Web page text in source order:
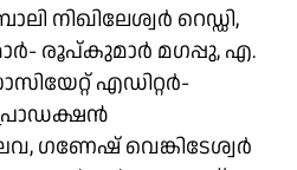
നിഖിലേശ്വർ റെഡ്ഡി,
രൂപ്കുമാർ മഗപ്പു, എ.
എഡിറ്റർ-
ഗണേഷ് വെങ്കിടേശ്വർ